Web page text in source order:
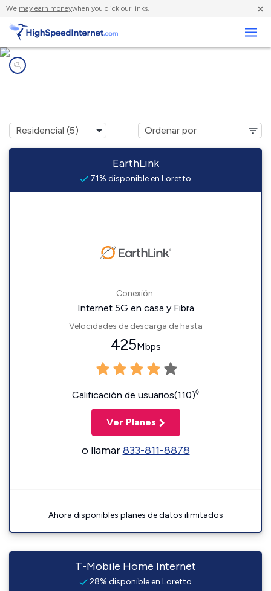
We may earn moneywhen you click our links. ×
EarthLink
71% disponible en Loretto
Conexión:
Internet 5G en casa y Fibra
Velocidades de descarga de hasta
425Mbps
Calificación de usuarios(110)◊
Ver Planes
o llamar833-811-8878
Ahora disponibles planes de datos ilimitados
T-Mobile Home Internet
28% disponible en Loretto